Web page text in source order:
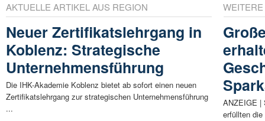
AKTUELLE ARTIKEL AUS REGION
Neuer Zertifikatslehrgang in
Koblenz: Strategische
Unternehmensführung
Die IHK-Akademie Koblenz bietet ab sofort einen neuen
Zertifikatslehrgang zur strategischen Unternehmensführung
...
ANZEIGE |
erfüllten